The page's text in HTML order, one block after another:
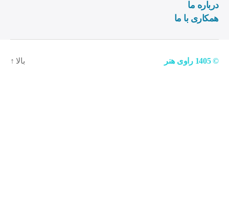
درباره ما
همکاری با ما
© 1405 راوی هنر بالا ↑